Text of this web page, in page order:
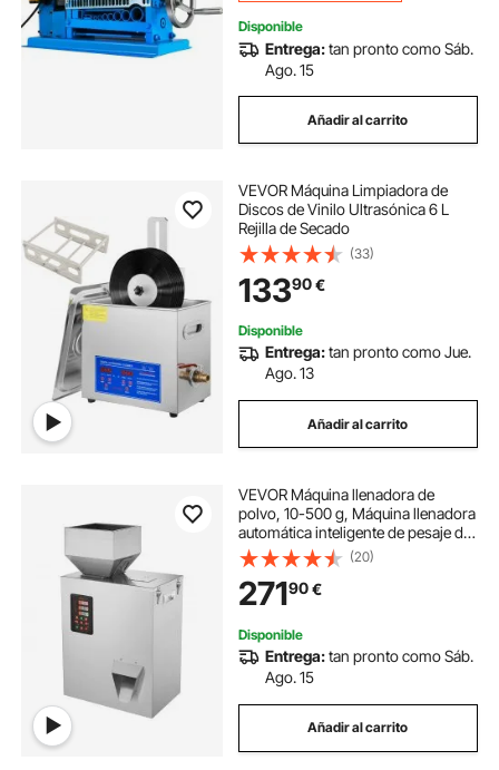
Disponible
Entrega:tan pronto como Sáb.
Ago. 15
Añadir al carrito
VEVOR Máquina Limpiadora de
Discos de Vinilo Ultrasónica 6 L
Rejilla de Secado
(33)
13390€
Disponible
Entrega:tan pronto como Jue.
Ago. 13
Añadir al carrito
VEVOR Máquina llenadora de
polvo, 10-500 g, Máquina llenadora
automática inteligente de pesaje de
partículas, Llenado dispensador
para semillas de té, granos, polvo,
harina, frijoles, copos
(20)
27190€
Disponible
Entrega:tan pronto como Sáb.
Ago. 15
Añadir al carrito